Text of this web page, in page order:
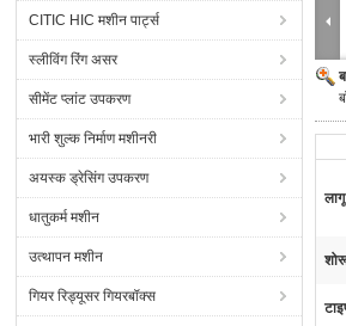
CITIC HIC मशीन पार्ट्स
स्लीविंग रिंग असर
सीमेंट प्लांट उपकरण
भारी शुल्क निर्माण मशीनरी
अयस्क ड्रेसिंग उपकरण
धातुकर्म मशीन
उत्थापन मशीन
गियर रिड्यूसर गियरबॉक्स